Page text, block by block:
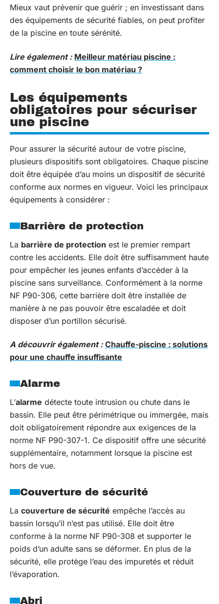
Mieux vaut prévenir que guérir ; en investissant dans
des équipements de sécurité fiables, on peut profiter
de la piscine en toute sérénité.
Lire également : Meilleur matériau piscine :
comment choisir le bon matériau ?
Les équipements
obligatoires pour sécuriser
une piscine
Pour assurer la sécurité autour de votre piscine,
plusieurs dispositifs sont obligatoires. Chaque piscine
doit être équipée d’au moins un dispositif de sécurité
conforme aux normes en vigueur. Voici les principaux
équipements à considérer :
Barrière de protection
La barrière de protection est le premier rempart
contre les accidents. Elle doit être suffisamment haute
pour empêcher les jeunes enfants d’accéder à la
piscine sans surveillance. Conformément à la norme
NF P90-306, cette barrière doit être installée de
manière à ne pas pouvoir être escaladée et doit
disposer d’un portillon sécurisé.
A découvrir également : Chauffe-piscine : solutions
pour une chauffe insuffisante
Alarme
L’alarme détecte toute intrusion ou chute dans le
bassin. Elle peut être périmétrique ou immergée, mais
doit obligatoirement répondre aux exigences de la
norme NF P90-307-1. Ce dispositif offre une sécurité
supplémentaire, notamment lorsque la piscine est
hors de vue.
Couverture de sécurité
La couverture de sécurité empêche l’accès au
bassin lorsqu’il n’est pas utilisé. Elle doit être
conforme à la norme NF P90-308 et supporter le
poids d’un adulte sans se déformer. En plus de la
sécurité, elle protège l’eau des impuretés et réduit
l’évaporation.
Abri